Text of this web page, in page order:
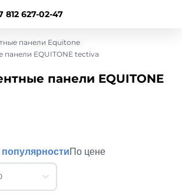
812 627-02-47
панели Equitone
EQUITONE tectiva
панели EQUITONE
популярностиПо цене